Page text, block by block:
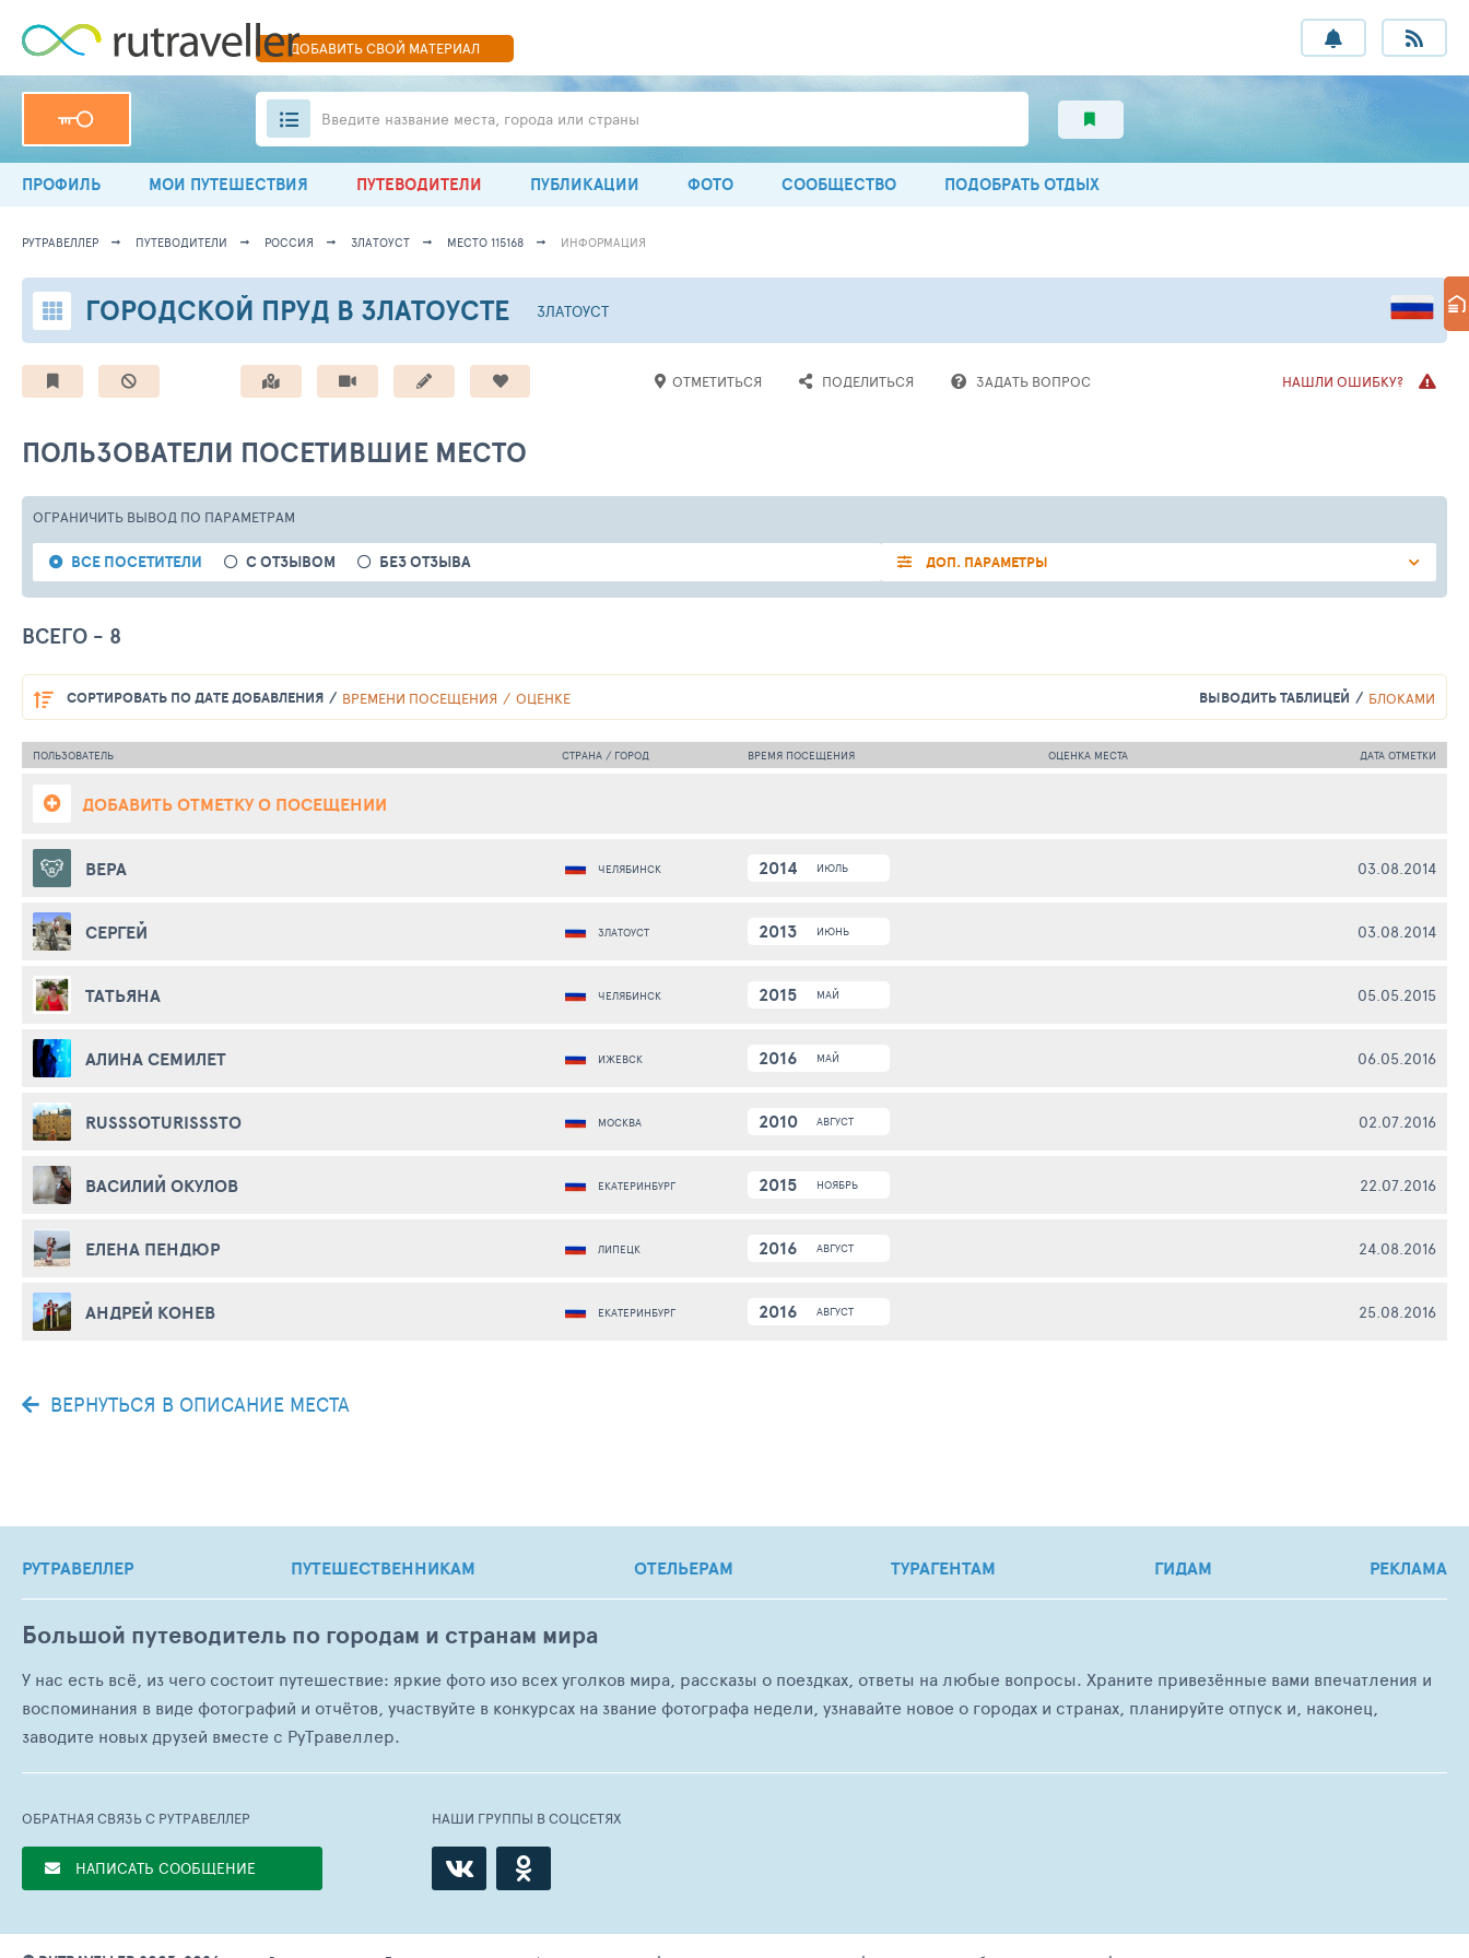
ДОБАВИТЬСВОЙ МАТЕРИАЛ
Введите название места, города или страны
ПРОФИЛЬ МОИ ПУТЕШЕСТВИЯ ПУТЕВОДИТЕЛИ ПУБЛИКАЦИИ ФОТО СООБЩЕСТВО ПОДОБРАТЬ ОТДЫХ
РУТРАВЕЛЛЕР ПУТЕВОДИТЕЛИ РОССИЯ ЗЛАТОУСТ МЕСТО 115168 ИНФОРМАЦИЯ
ГОРОДСКОЙ ПРУД В ЗЛАТОУСТЕ ЗЛАТОУСТ
ОТМЕТИТЬСЯ ПОДЕЛИТЬСЯ ЗАДАТЬ ВОПРОС НАШЛИ ОШИБКУ?
ПОЛЬЗОВАТЕЛИ ПОСЕТИВШИЕ МЕСТО
ОГРАНИЧИТЬ ВЫВОД ПО ПАРАМЕТРАМ
ВСЕ ПОСЕТИТЕЛИ С ОТЗЫВОМ БЕЗ ОТЗЫВА ДОП. ПАРАМЕТРЫ
ВСЕГО - 8
СОРТИРОВАТЬ ПО ДАТЕ ДОБАВЛЕНИЯ ВРЕМЕНИ ПОСЕЩЕНИЯ ОЦЕНКЕ ВЫВОДИТЬ ТАБЛИЦЕЙ БЛОКАМИ
ПОЛЬЗОВАТЕЛЬ СТРАНА / ГОРОД ВРЕМЯ ПОСЕЩЕНИЯ ОЦЕНКА МЕСТА ДАТА ОТМЕТКИ
ДОБАВИТЬ ОТМЕТКУ О ПОСЕЩЕНИИ
ВЕРА ЧЕЛЯБИНСК 2014 ИЮЛЬ 03.08.2014
СЕРГЕЙ ЗЛАТОУСТ 2013 ИЮНЬ 03.08.2014
ТАТЬЯНА ЧЕЛЯБИНСК 2015 МАЙ 05.05.2015
АЛИНА СЕМИЛЕТ ИЖЕВСК 2016 МАЙ 06.05.2016
RUSSSOTURISSSTO МОСКВА 2010 АВГУСТ 02.07.2016
ВАСИЛИЙ ОКУЛОВ ЕКАТЕРИНБУРГ 2015 НОЯБРЬ 22.07.2016
ЕЛЕНА ПЕНДЮР ЛИПЕЦК 2016 АВГУСТ 24.08.2016
АНДРЕЙ КОНЕВ ЕКАТЕРИНБУРГ 2016 АВГУСТ 25.08.2016
ВЕРНУТЬСЯ В ОПИСАНИЕ МЕСТА
РУТРАВЕЛЛЕР ПУТЕШЕСТВЕННИКАМ ОТЕЛЬЕРАМ ТУРАГЕНТАМ ГИДАМ РЕКЛАМА
Большой путеводитель по городам и странам мира
У нас есть всё, из чего состоит путешествие: яркие фото изо всех уголков мира, рассказы о поездках, ответы на любые вопросы. Храните привезённые вами впечатления и
воспоминания в виде фотографий и отчётов, участвуйте в конкурсах на звание фотографа недели, узнавайте новое о городах и странах, планируйте отпуск и, наконец,
заводите новых друзей вместе с РуТравеллер.
ОБРАТНАЯ СВЯЗЬ С РУТРАВЕЛЛЕР
НАПИСАТЬ СООБЩЕНИЕ
НАШИ ГРУППЫ В СОЦСЕТЯХ